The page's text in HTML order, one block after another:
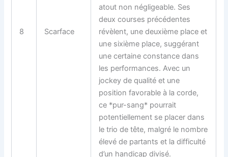
8 Scarface
atout non négligeable. Ses
deux courses précédentes
révèlent, une deuxième place et
une sixième place, suggérant
une certaine constance dans
les performances. Avec un
jockey de qualité et une
position favorable à la corde,
ce *pur-sang* pourrait
potentiellement se placer dans
le trio de tête, malgré le nombre
élevé de partants et la difficulté
d’un handicap divisé.